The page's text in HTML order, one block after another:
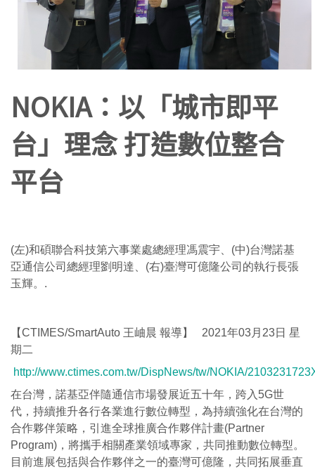
NOKIA：以「城市即平
台」理念 打造數位整合
平台
(左)和碩聯合科技第六事業處總經理馮震宇、(中)台灣諾基
亞通信公司總經理劉明達、(右)臺灣可億隆公司的執行長張
玉輝。.
【CTIMES/SmartAuto 王岫晨 報導】 2021年03月23日 星
期二
http://www.ctimes.com.tw/DispNews/tw/NOKIA/
在台灣，諾基亞伴隨通信市場發展近五十年，跨入5G世
代，持續推升各行各業進行數位轉型，為持續強化在台灣的
合作夥伴策略，引進全球推廣合作夥伴計畫(Partner
Program)，將攜手相關產業領域專家，共同推動數位轉型。
目前進展包括與合作夥伴之一的臺灣可億隆，共同拓展垂直